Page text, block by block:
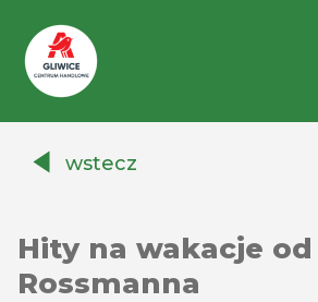
Auchanwstecz
Hity na wakacje od
Rossmanna